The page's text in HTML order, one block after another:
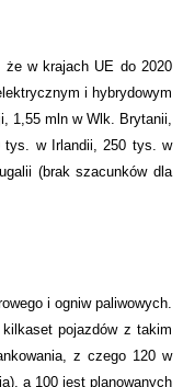
że w krajach UE do 2020
i hybrydowym
1,55 mln w Wlk. Brytanii,
tys. w Irlandii, 250 tys. w
(brak szacunków dla
i ogniw paliwowych.
pojazdów z takim
z czego 120 w
a 100 jest planowanych